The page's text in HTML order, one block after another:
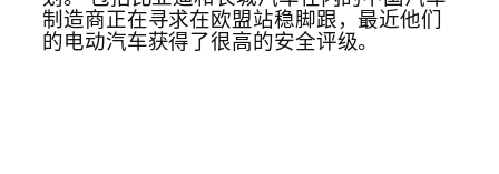
制造商正在寻求在欧盟站稳脚跟，最近他们
的电动汽车获得了很高的安全评级。